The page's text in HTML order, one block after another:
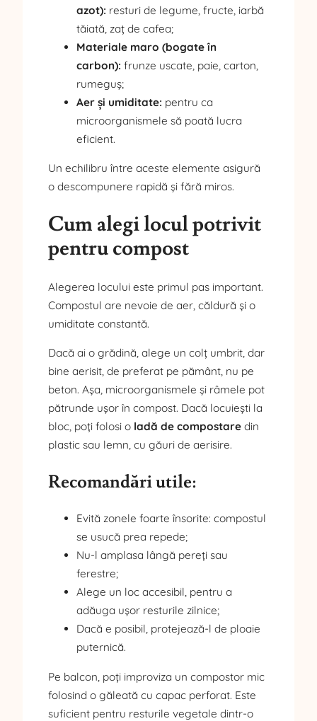
azot): resturi de legume, fructe, iarbă
tăiată, zaț de cafea;
Materiale maro (bogate în
carbon): frunze uscate, paie, carton,
rumeguș;
Aer și umiditate: pentru ca
microorganismele să poată lucra
eficient.
Un echilibru între aceste elemente asigură
o descompunere rapidă și fără miros.
Cum alegi locul potrivit
pentru compost
Alegerea locului este primul pas important.
Compostul are nevoie de aer, căldură și o
umiditate constantă.
Dacă ai o grădină, alege un colț umbrit, dar
bine aerisit, de preferat pe pământ, nu pe
beton. Așa, microorganismele și râmele pot
pătrunde ușor în compost. Dacă locuiești la
bloc, poți folosi o ladă de compostare din
plastic sau lemn, cu găuri de aerisire.
Recomandări utile:
Evită zonele foarte însorite: compostul
se usucă prea repede;
Nu-l amplasa lângă pereți sau
ferestre;
Alege un loc accesibil, pentru a
adăuga ușor resturile zilnice;
Dacă e posibil, protejează-l de ploaie
puternică.
Pe balcon, poți improviza un compostor mic
folosind o găleată cu capac perforat. Este
suficient pentru resturile vegetale dintr-o